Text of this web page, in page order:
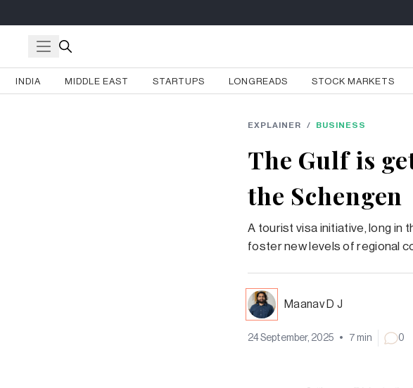
INDIA MIDDLE EAST STARTUPS LONGREADS STOCK MARKETS
EXPLAINER / BUSINESS
The Gulf is
the Schengen
A tourist visa initiative, long in
foster new levels of regional
Maanav D J
24 September, 2025 • 7 min 0